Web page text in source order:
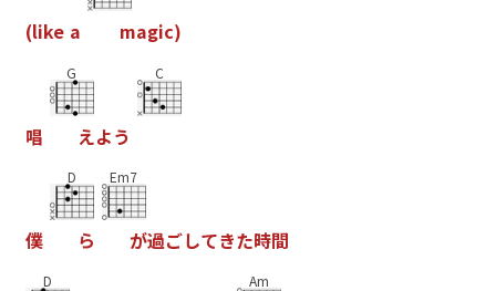
(like a magic)
唱
G
えよう
C
僕
D
ら
Em7
が過ごしてきた時間
D Am